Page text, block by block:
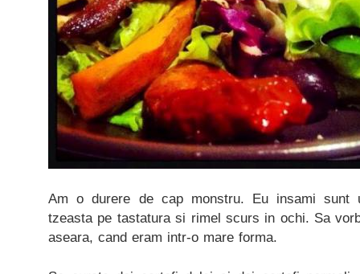
Am o durere de cap monstru. Eu insami sunt
tzeasta pe tastatura si rimel scurs in ochi. Sa
aseara, cand eram intr-o mare forma.